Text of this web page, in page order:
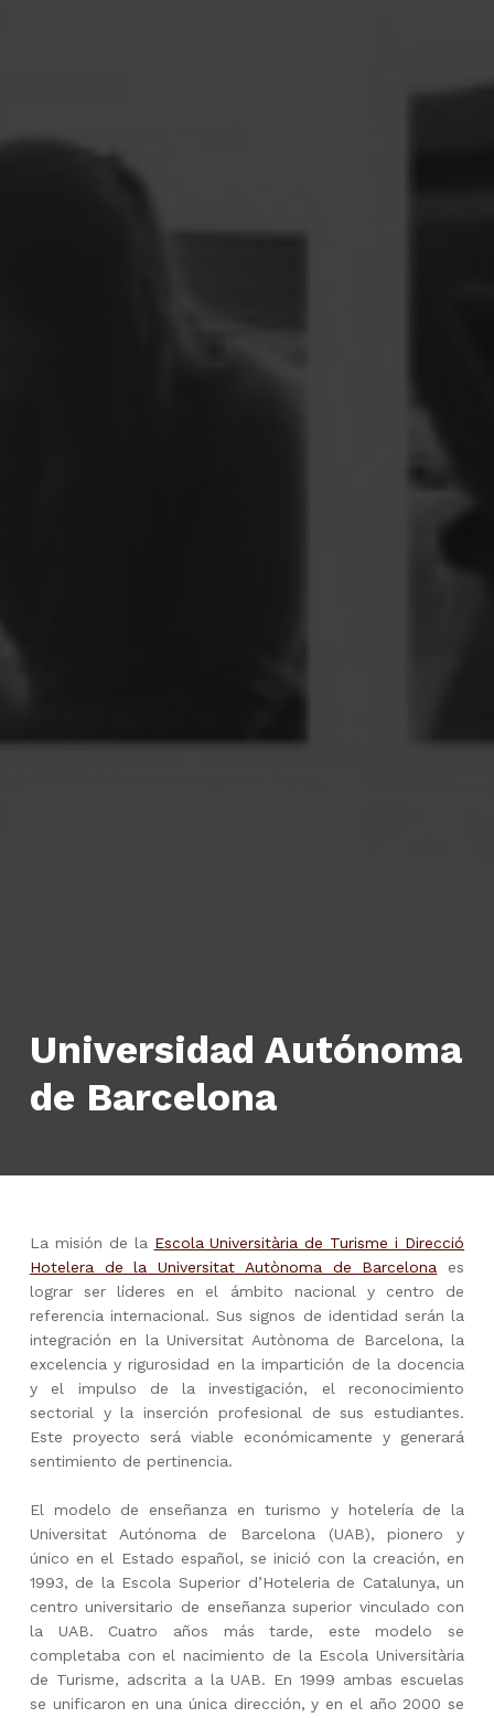
Universidad Autónoma
de Barcelona
La misión de la Escola Universitària de Turisme i Direcció
Hotelera de la Universitat Autònoma de Barcelona es
lograr ser líderes en el ámbito nacional y centro de
referencia internacional. Sus signos de identidad serán la
integración en la Universitat Autònoma de Barcelona, la
excelencia y rigurosidad en la impartición de la docencia
y el impulso de la investigación, el reconocimiento
sectorial y la inserción profesional de sus estudiantes.
Este proyecto será viable económicamente y generará
sentimiento de pertinencia.
El modelo de enseñanza en turismo y hotelería de la
Universitat Autónoma de Barcelona (UAB), pionero y
único en el Estado español, se inició con la creación, en
1993, de la Escola Superior d’Hoteleria de Catalunya, un
centro universitario de enseñanza superior vinculado con
la UAB. Cuatro años más tarde, este modelo se
completaba con el nacimiento de la Escola Universitària
de Turisme, adscrita a la UAB. En 1999 ambas escuelas
se unificaron en una única dirección, y en el año 2000 se